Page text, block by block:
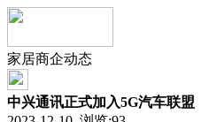
家居商企动态
中兴通讯正式加入5G汽车联盟